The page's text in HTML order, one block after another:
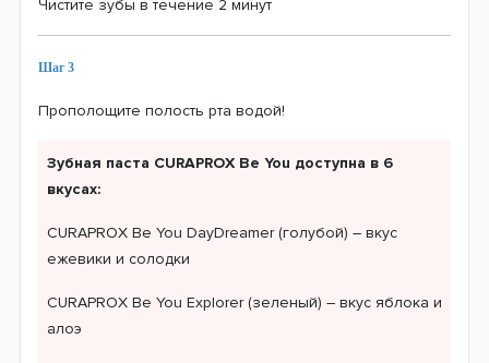
Чистите зубы в течение 2 минут
Шаг 3
Прополощите полость рта водой!
Зубная паста CURAPROX Be You доступна в 6
вкусах:
CURAPROX Be You DayDreamer (голубой) – вкус
ежевики и солодки
CURAPROX Be You Explorer (зеленый) – вкус яблока и
алоэ